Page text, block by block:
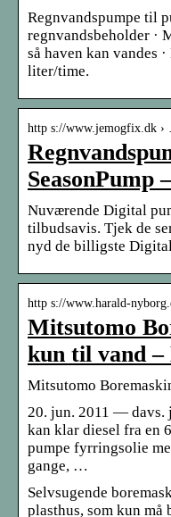
Regnvandspumpe til
regnvandsbeholder ·
så haven kan vandes
liter/time.
http s://www.jemogfix.dk
SeasonPump
Nuværende Digital
tilbudsavis. Tjek de
nyd de billigste
http s://www.harald-
Mitsutomo
kun til vand
Mitsutomo
20. jun. 2011 — davs.
kan klar diesel fra en
pumpe fyrringsolie
gange, …
Selvsugende
plasthus, som kun må